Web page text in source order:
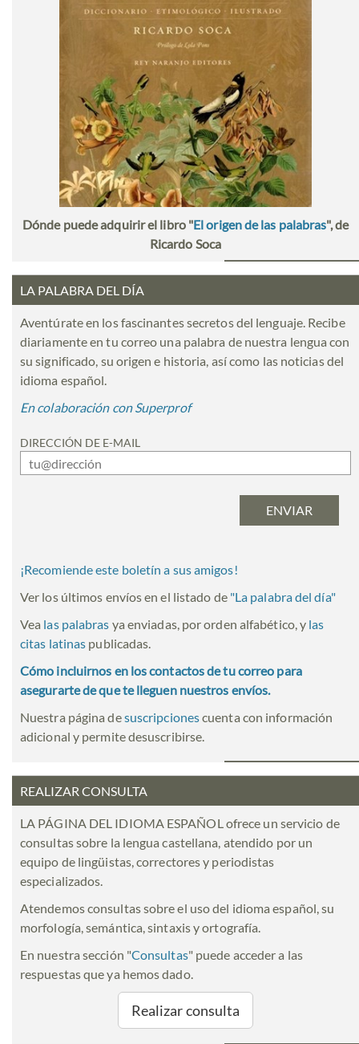
Dónde puede adquirir el libro "El origen de las palabras", de
Ricardo Soca
LA PALABRA DEL DÍA
Aventúrate en los fascinantes secretos del lenguaje. Recibe
diariamente en tu correo una palabra de nuestra lengua con
su significado, su origen e historia, así como las noticias del
idioma español.
En colaboración con Superprof
DIRECCIÓN DE E-MAIL
¡Recomiende este boletín a sus amigos!
Ver los últimos envíos en el listado de "La palabra del día"
Vea las palabras ya enviadas, por orden alfabético, y las
citas latinas publicadas.
Cómo incluirnos en los contactos de tu correo para
asegurarte de que te lleguen nuestros envíos.
Nuestra página desuscripcionescuenta con información
adicional y permite desuscribirse.
REALIZAR CONSULTA
LA PÁGINA DEL IDIOMA ESPAÑOL ofrece un servicio de
consultas sobre la lengua castellana, atendido por un
equipo de lingüistas, correctores y periodistas
especializados.
Atendemos consultas sobre el uso del idioma español, su
morfología, semántica, sintaxis y ortografía.
En nuestra sección "Consultas" puede acceder a las
respuestas que ya hemos dado.
Realizar consulta